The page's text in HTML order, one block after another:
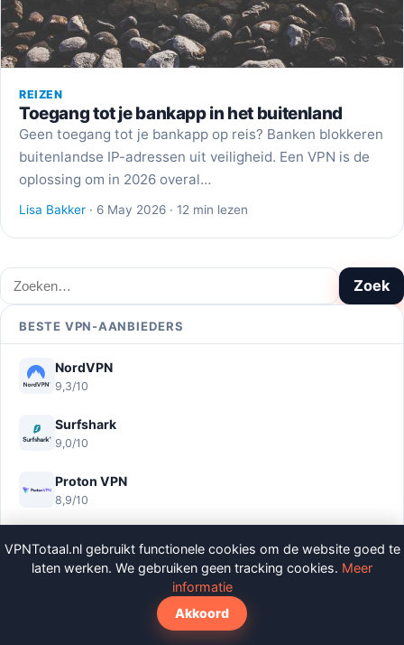
REIZEN
Toegang tot je bankapp in het buitenland
Geen toegang tot je bankapp op reis? Banken blokkeren
buitenlandse IP-adressen uit veiligheid. Een VPN is de
oplossing om in 2026 overal…
Lisa Bakker · 6 May 2026 · 12 min lezen
Zoeken Zoek
BESTE VPN-AANBIEDERS
NordVPN
9,3/10
Surfshark
9,0/10
Proton VPN
8,9/10
8,9/10
VPNTotaal.nl gebruikt functionele cookies om de website goed te
laten werken. We gebruiken geen tracking cookies. Meer
informatie
Akkoord